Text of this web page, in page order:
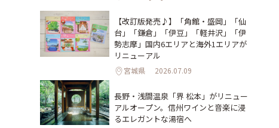
【改訂版発売♪】「角館・盛岡」「仙
台」「鎌倉」「伊豆」「軽井沢」「伊
勢志摩」国内6エリアと海外1エリアが
リニューアル
宮城県 2026.07.09
長野・浅間温泉「界 松本」がリニュー
アルオープン。信州ワインと音楽に浸
るエレガントな湯宿へ